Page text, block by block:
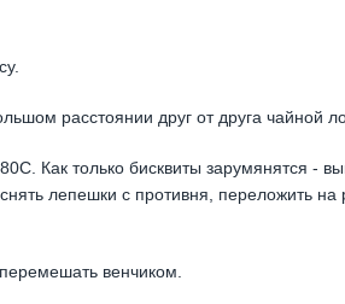
расстоянии друг от друга чайной
Как только бисквиты зарумянятся -
лепешки с противня, переложить на
венчиком.